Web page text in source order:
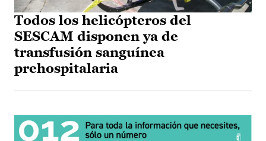
Todos los helicópteros del
SESCAM disponen ya de
transfusión sanguínea
prehospitalaria